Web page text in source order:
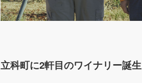
立科町に2軒目のワイナリー誕生